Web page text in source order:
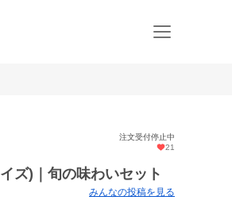
注文受付停止中
21
ズ)｜旬の味わいセット
みんなの投稿を見る